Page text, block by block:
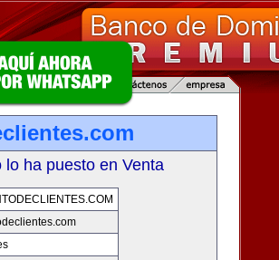
ha puesto en Venta